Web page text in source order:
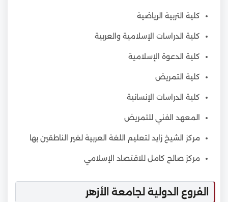
كلية التربية الرياضية
كلية الدراسات الإسلامية والعربية
كلية الدعوة الإسلامية
كلية التمريض
كلية الدراسات الإنسانية
المعهد الفني للتمريض
مركز الشيخ زايد لتعليم اللغة العربية لغير الناطقين بها
مركز صالح كامل للاقتصاد الإسلامي
الفروع الدولية لجامعة الأزهر